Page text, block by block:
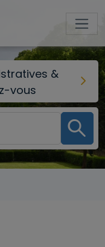
&
vous